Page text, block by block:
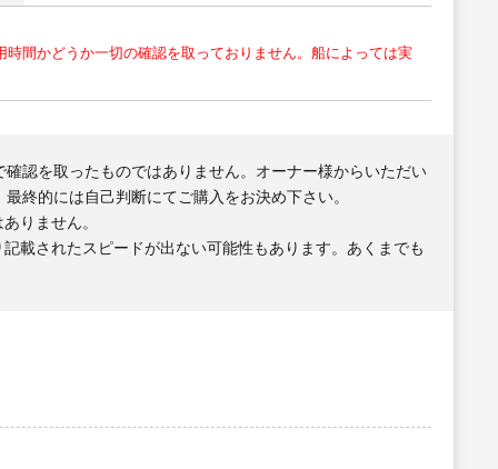
間かどうか一切の確認を取っておりません。船によっては実
認を取ったものではありません。オーナー様からいただい
終的には自己判断にてご購入をお決め下さい。
りません。
載されたスピードが出ない可能性もあります。あくまでも